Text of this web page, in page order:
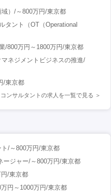
）/～800万円/東京都
タント（OT（Operational
/800万円～1800万円/東京都
ネジメントビジネスの推進/
/東京都
ンサルタントの求人を一覧で見る
/～800万円/東京都
ージャー/～800万円/東京都
/東京都
円～1000万円/東京都